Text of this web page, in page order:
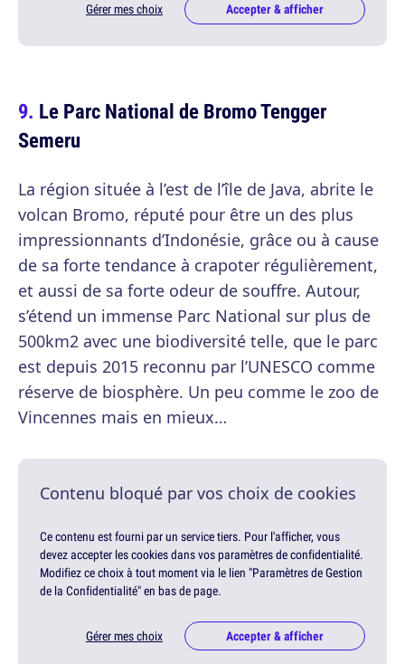
Gérer mes choix Accepter & afficher
Le Parc National de Bromo Tengger
Semeru
La région située à l’est de l’île de Java, abrite le
volcan Bromo, réputé pour être un des plus
impressionnants d’Indonésie, grâce ou à cause
de sa forte tendance à crapoter régulièrement,
et aussi de sa forte odeur de souffre. Autour,
s’étend un immense Parc National sur plus de
500km2 avec une biodiversité telle, que le parc
est depuis 2015 reconnu par l’UNESCO comme
réserve de biosphère. Un peu comme le zoo de
Vincennes mais en mieux…
Contenu bloqué par vos choix de cookies
Ce contenu est fourni par un service tiers. Pour l'afficher, vous
devez accepter les cookies dans vos paramètres de confidentialité.
Modifiez ce choix à tout moment via le lien "Paramètres de Gestion
de la Confidentialité" en bas de page.
Gérer mes choix Accepter & afficher